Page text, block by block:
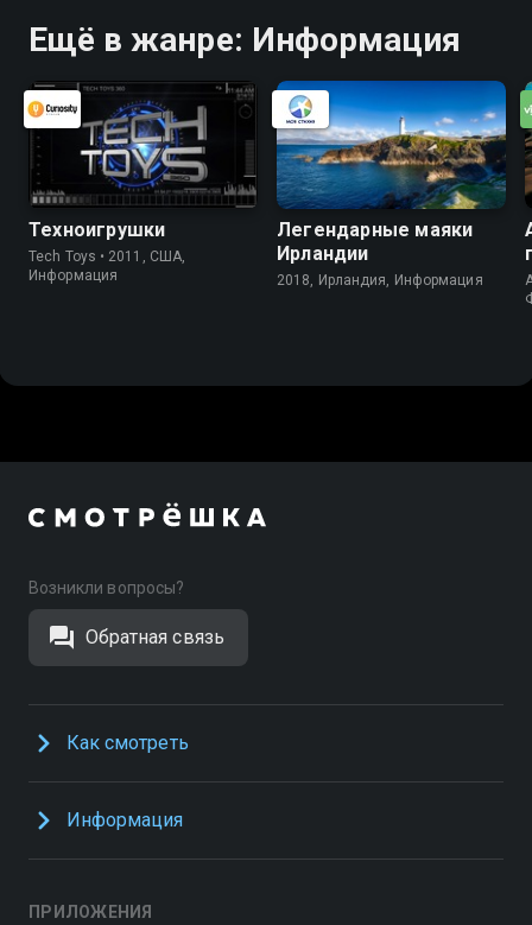
Ещё в жанре: Информация
Техноигрушки
Tech Toys • 2011, США,
Информация
Легендарные маяки
Ирландии
2018, Ирландия, Информация
Возникли вопросы?
Обратная связь
Как смотреть
Информация
ПРИЛОЖЕНИЯ